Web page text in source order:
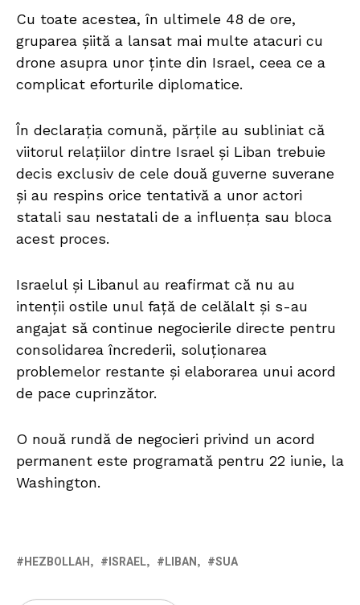
Cu toate acestea, în ultimele 48 de ore,
gruparea șiită a lansat mai multe atacuri cu
drone asupra unor ținte din Israel, ceea ce a
complicat eforturile diplomatice.
În declarația comună, părțile au subliniat că
viitorul relațiilor dintre Israel și Liban trebuie
decis exclusiv de cele două guverne suverane
și au respins orice tentativă a unor actori
statali sau nestatali de a influența sau bloca
acest proces.
Israelul și Libanul au reafirmat că nu au
intenții ostile unul față de celălalt și s-au
angajat să continue negocierile directe pentru
consolidarea încrederii, soluționarea
problemelor restante și elaborarea unui acord
de pace cuprinzător.
O nouă rundă de negocieri privind un acord
permanent este programată pentru 22 iunie, la
Washington.
HEZBOLLAH ISRAEL LIBAN SUA